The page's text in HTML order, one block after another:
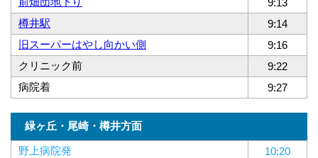
9:13
樽井駅
9:14
旧スーパーはやし向かい側
9:16
クリニック前
9:22
病院着
9:27
緑ヶ丘・尾崎・樽井方面
野上病院発
10:20